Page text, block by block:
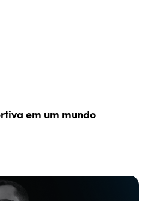
em um mundo